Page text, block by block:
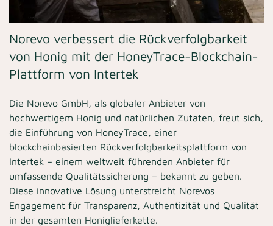
Norevo verbessert die Rückverfolgbarkeit
von Honig mit der HoneyTrace-Blockchain-
Plattform von Intertek
Die Norevo GmbH, als globaler Anbieter von
hochwertigem Honig und natürlichen Zutaten, freut sich,
die Einführung von HoneyTrace, einer
blockchainbasierten Rückverfolgbarkeitsplattform von
Intertek – einem weltweit führenden Anbieter für
umfassende Qualitätssicherung – bekannt zu geben.
Diese innovative Lösung unterstreicht Norevos
Engagement für Transparenz, Authentizität und Qualität
in der gesamten Honiglieferkette.